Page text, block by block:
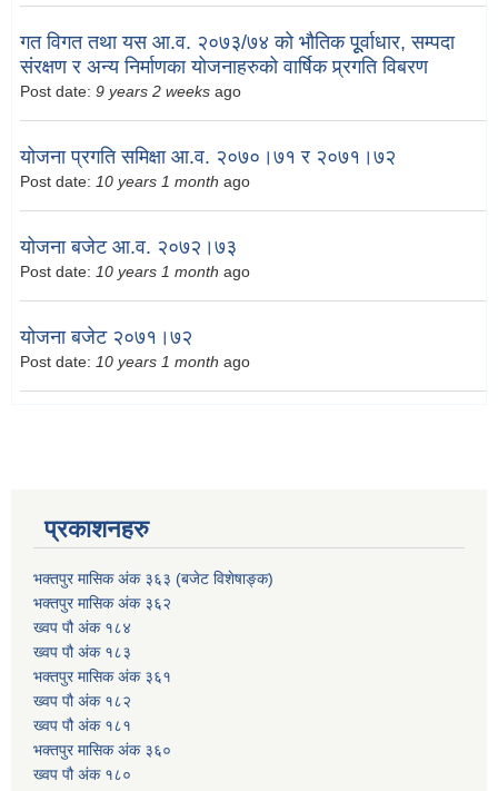
गत विगत तथा यस आ.व. २०७३/७४ को भौतिक पूूर्वाधार, सम्पदा
संरक्षण र अन्य निर्माणका योजनाहरुको वार्षिक प्र्रगति विबरण
Post date: 9 years 2 weeks ago
योजना प्रगति समिक्षा आ.व. २०७०।७१ र २०७१।७२
Post date: 10 years 1 month ago
योजना बजेट आ.व. २०७२।७३
Post date: 10 years 1 month ago
योजना बजेट २०७१।७२
Post date: 10 years 1 month ago
प्रकाशनहरु
भक्तपुर मासिक अंक ३६३ (बजेट विशेषाङ्क)
भक्तपुर मासिक अंक ३६२
ख्वप पौ अंक १८४
ख्वप पौ अंक १८३
भक्तपुर मासिक अंक ३६१
ख्वप पौ अंक १८२
ख्वप पौ अंक १८१
भक्तपुर मासिक अंक ३६०
ख्वप पौ अंक १८०